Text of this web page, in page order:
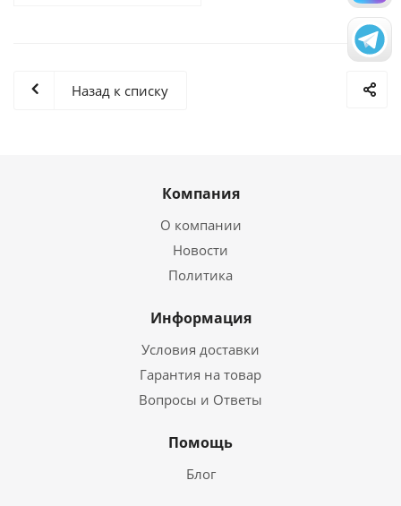
Назад к списку
Компания
О компании
Новости
Политика
Информация
Условия доставки
Гарантия на товар
Вопросы и Ответы
Помощь
Блог